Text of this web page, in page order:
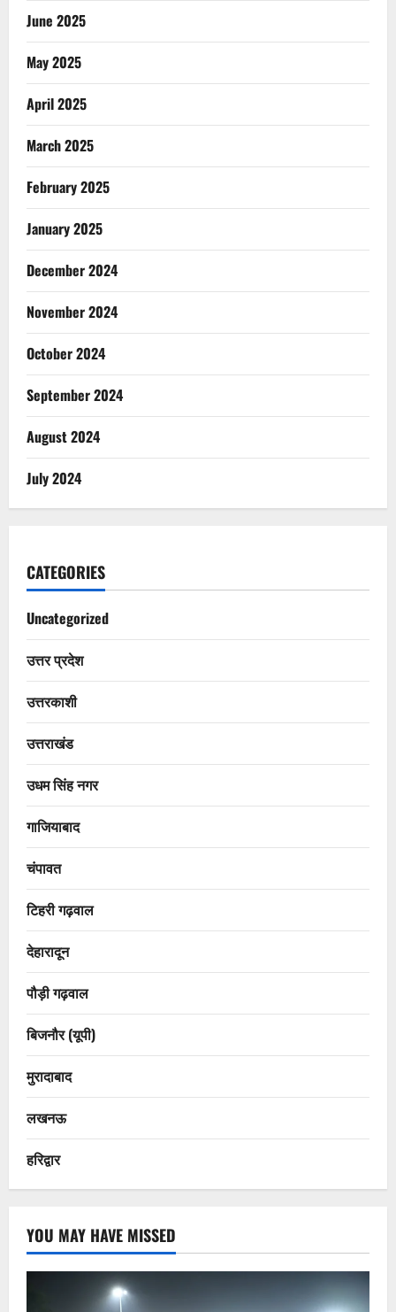
June 2025
May 2025
April 2025
March 2025
February 2025
January 2025
December 2024
November 2024
October 2024
September 2024
August 2024
July 2024
CATEGORIES
Uncategorized
उत्तर प्रदेश
उत्तरकाशी
उत्तराखंड
उधम सिंह नगर
गाजियाबाद
चंपावत
टिहरी गढ़वाल
देहारादून
पौड़ी गढ़वाल
बिजनौर (यूपी)
मुरादाबाद
लखनऊ
हरिद्वार
YOU MAY HAVE MISSED